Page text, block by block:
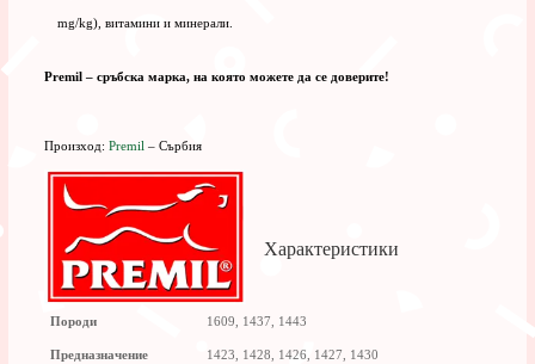
mg/kg), витамини и минерали.
Premil – сръбска марка, на която можете да се доверите!
Произход: Premil – Сърбия
Характеристики
Породи 1609, 1437, 1443
Предназначение 1423, 1428, 1426, 1427, 1430